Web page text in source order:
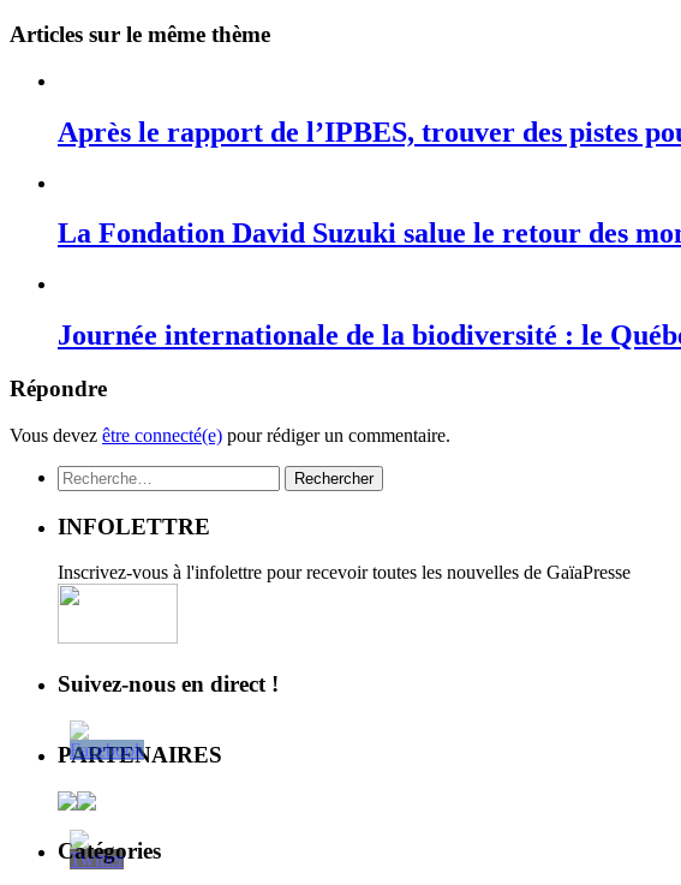
Articles sur le même thème
Après le rapport de l’IPBES, trouver des pistes
La Fondation David Suzuki salue le retour des
Journée internationale de la biodiversité : le
Répondre
Vous devez être connecté(e) pour rédiger un commentaire.
Rechercher :
INFOLETTRE
Inscrivez-vous à l'infolettre pour recevoir toutes les nouvelles de GaïaPresse
Suivez-nous en direct !
PARTENAIRES
Catégories